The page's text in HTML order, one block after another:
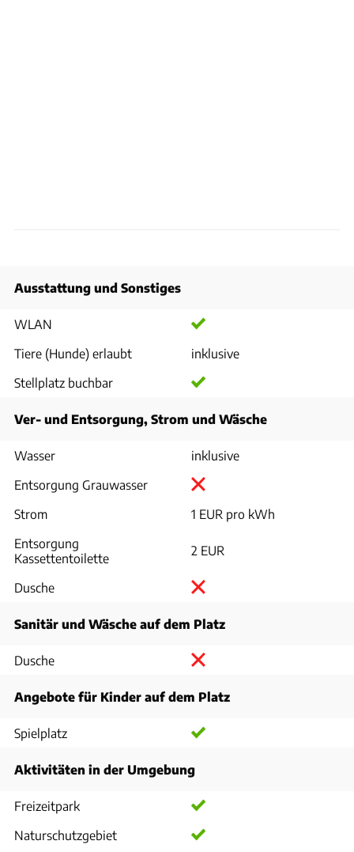
Ausstattung und Sonstiges
WLAN
Tiere (Hunde) erlaubt
inklusive
Stellplatz buchbar
Ver- und Entsorgung, Strom und Wäsche
Wasser
inklusive
Entsorgung Grauwasser
Strom
1 EUR pro kWh
Entsorgung
Kassettentoilette
2 EUR
Dusche
Sanitär und Wäsche auf dem Platz
Dusche
Angebote für Kinder auf dem Platz
Spielplatz
Aktivitäten in der Umgebung
Freizeitpark
Naturschutzgebiet